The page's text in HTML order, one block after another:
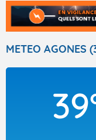
METEO AGONES